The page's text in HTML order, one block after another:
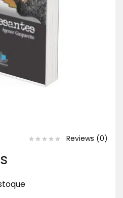
Reviews (0)